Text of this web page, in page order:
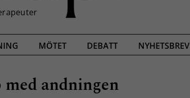
MÖTET DEBATT NYHETSBREV
andningen